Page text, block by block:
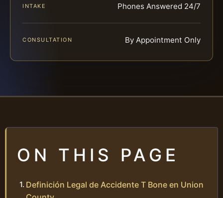
INTAKE Phones Answered 24/7
CONSULTATION By Appointment Only
ON THIS PAGE
Definición Legal de Accidente T Bone en Union